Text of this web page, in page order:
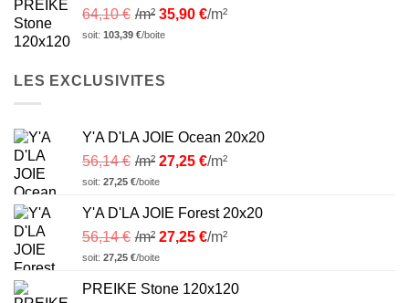
64,10€ /m² 35,90 €/m²
soit: 103,39 €/boite
LES EXCLUSIVITES
Y'A D'LA JOIE Ocean 20x20
56,14€ /m² 27,25 €/m²
soit: 27,25 €/boite
Y'A D'LA JOIE Forest 20x20
56,14€ /m² 27,25 €/m²
soit: 27,25 €/boite
PREIKE Stone 120x120